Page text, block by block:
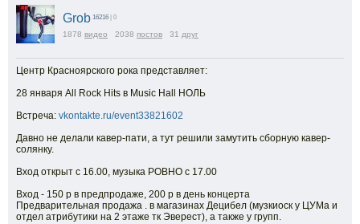
Grob 16216 | 0
1878 видео 2038 постов 31 друг
Центр Красноярского рока представляет:
28 января All Rock Hits в Music Hall НОЛЬ
Встреча: vkontakte.ru/event33821602
Давно не делали кавер-пати, а тут решили замутить сборную кавер-
солянку.
Вход открыт с 16.00, музыка РОВНО с 17.00
Вход - 150 р в предпродаже, 200 р в день концерта
Предварительная продажа . в магазинах Децибел (музкиоск у ЦУМа и
отдел атрибутики на 2 этаже тк Эверест), а также у групп.